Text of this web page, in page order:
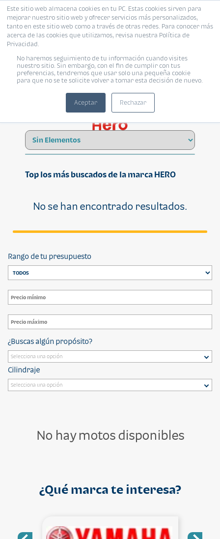
Este sitio web almacena cookies en tu PC. Estas cookies sirven para
mejorar nuestro sitio web y ofrecer servicios más personalizados,
tanto en este sitio web como a través de otras redes. Para conocer más
acerca de las cookies que utilizamos, revisa nuestra Política de
Privacidad.
No haremos seguimiento de tu información cuando visites
nuestro sitio. Sin embargo, con el fin de cumplir con tus
preferencias, tendremos que usar solo una pequeña cookie
para que no se te solicite volver a tomar esta decisión de nuevo.
Aceptar Rechazar
HERO
Top los más buscados de la marca HERO
No se han encontrado resultados.
Rango de tu presupuesto
¿Buscas algún propósito?
Cilindraje
No hay motos disponibles
¿Qué marca te interesa?